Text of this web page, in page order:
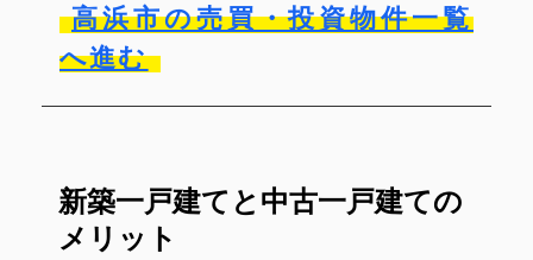
高浜市の売買・投資物件一覧
へ進む
新築一戸建てと中古一戸建ての
メリット